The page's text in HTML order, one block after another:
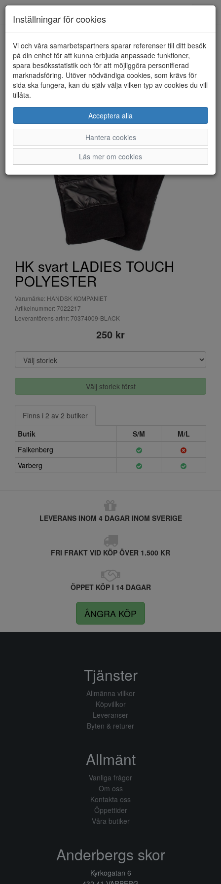
HEM HANDSK KOMPANIET
HK svart LADIES TOUCH
POLYESTER
Varumärke: HANDSK KOMPANIET
Artikelnummer: 7022217
Leverantörens artnr: 70374009-BLACK
250 kr
Välj storlek först
Finns i 2 av 2 butiker
Butik
S/M
M/L
Falkenberg
Varberg
LEVERANS INOM 4 DAGAR INOM SVERIGE
FRI FRAKT VID KÖP ÖVER 1.500 KR
ÖPPET KÖP I 14 DAGAR
ÅNGRA KÖP
Inställningar för cookies
Vi och våra samarbetspartners sparar referenser till ditt besök
på din enhet för att kunna erbjuda anpassade funktioner,
spara besöksstatistik och för att möjliggöra personifierad
marknadsföring. Utöver nödvändiga cookies, som krävs för
sida ska fungera, kan du själv välja vilken typ av cookies du vill
tillåta.
Acceptera alla
Hantera cookies
Läs mer om cookies
Tjänster
Allmänna villkor
Köpvillkor
Leveranser
Byten & returer
Allmänt
Vanliga frågor
Om oss
Kontakta oss
Öppettider
Våra butiker
Anderbergs skor
Kyrkogatan 6